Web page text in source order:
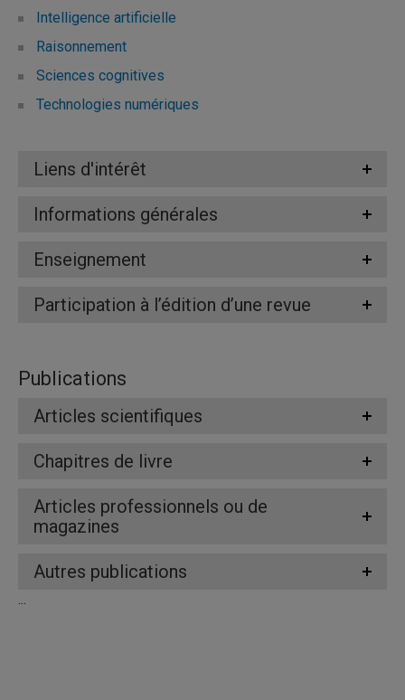
Intelligence artificielle
Raisonnement
Sciences cognitives
Technologies numériques
Liens d'intérêt
Informations générales
Enseignement
Participation à l’édition d’une revue
Publications
Articles scientifiques
Chapitres de livre
Articles professionnels ou de
magazines
Autres publications
...